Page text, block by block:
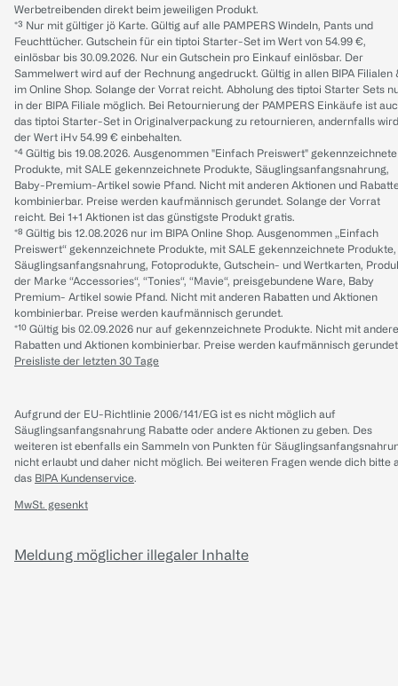
Werbetreibenden direkt beim jeweiligen Produkt.
*³ Nur mit gültiger jö Karte. Gültig auf alle PAMPERS Windeln, Pants und
Feuchttücher. Gutschein für ein tiptoi Starter-Set im Wert von 54.99 €,
einlösbar bis 30.09.2026. Nur ein Gutschein pro Einkauf einlösbar. Der
Sammelwert wird auf der Rechnung angedruckt. Gültig in allen BIPA Filialen
im Online Shop. Solange der Vorrat reicht. Abholung des tiptoi Starter Sets
in der BIPA Filiale möglich. Bei Retournierung der PAMPERS Einkäufe ist
das tiptoi Starter-Set in Originalverpackung zu retournieren, andernfalls wird
der Wert iHv 54.99 € einbehalten.
*⁴ Gültig bis 19.08.2026. Ausgenommen "Einfach Preiswert" gekennzeichnete
Produkte, mit SALE gekennzeichnete Produkte, Säuglingsanfangsnahrung,
Baby-Premium-Artikel sowie Pfand. Nicht mit anderen Aktionen und
kombinierbar. Preise werden kaufmännisch gerundet. Solange der Vorrat
reicht. Bei 1+1 Aktionen ist das günstigste Produkt gratis.
*⁸ Gültig bis 12.08.2026 nur im BIPA Online Shop. Ausgenommen „Einfach
Preiswert“ gekennzeichnete Produkte, mit SALE gekennzeichnete Produkte,
Säuglingsanfangsnahrung, Fotoprodukte, Gutschein- und Wertkarten,
der Marke “Accessories“, “Tonies“, “Mavie“, preisgebundene Ware, Baby
Premium- Artikel sowie Pfand. Nicht mit anderen Rabatten und Aktionen
kombinierbar. Preise werden kaufmännisch gerundet.
*¹⁰ Gültig bis 02.09.2026 nur auf gekennzeichnete Produkte. Nicht mit
Rabatten und Aktionen kombinierbar. Preise werden kaufmännisch
Preisliste der letzten 30 Tage
Aufgrund der EU-Richtlinie 2006/141/EG ist es nicht möglich auf
Säuglingsanfangsnahrung Rabatte oder andere Aktionen zu geben. Des
weiteren ist ebenfalls ein Sammeln von Punkten für
nicht erlaubt und daher nicht möglich. Bei weiteren Fragen wende dich bitte
das BIPA Kundenservice.
MwSt. gesenkt
Meldung möglicher illegaler Inhalte